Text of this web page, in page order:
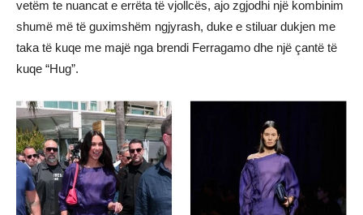
vetëm te nuancat e errëta të vjollcës, ajo zgjodhi një kombinim
shumë më të guximshëm ngjyrash, duke e stiluar dukjen me
taka të kuqe me majë nga brendi Ferragamo dhe një çantë të
kuqe “Hug”.